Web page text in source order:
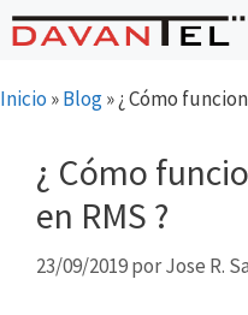
Saltar
al
Inicio »Blog»¿ Cómo
¿ Cómo
en RMS ?
23/09/2019porJose R.